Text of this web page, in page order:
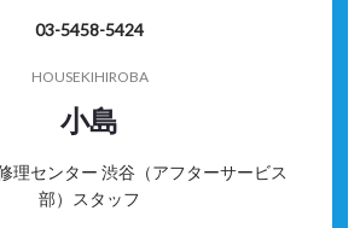
03-5458-5424
HOUSEKIHIROBA
小島
理センター 渋谷（アフターサービス
部）スタッフ